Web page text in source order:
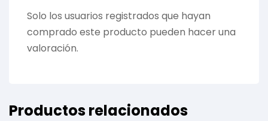
Solo los usuarios registrados que hayan
comprado este producto pueden hacer una
valoración.
Productos relacionados